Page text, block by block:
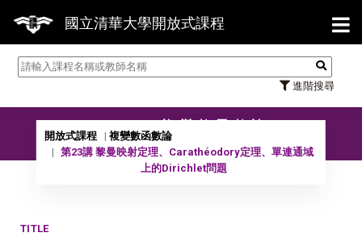
國立清華大學開放式課程
進階搜尋
【7/
10902 複變數函數論
開放式課程
複變數函數論
第23講 黎曼映射定理、Carathéodory定理、單連通域
上的Dirichlet問題
TITLE